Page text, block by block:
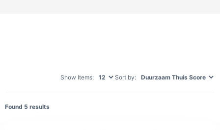
Show Items: Sort by:
Found 5 results